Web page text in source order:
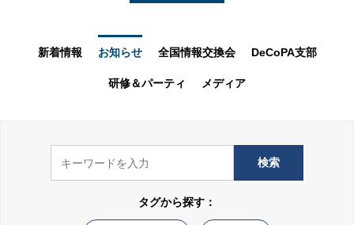
DCの普及で未来をツクル。
新着情報 お知らせ 全国情報交換会 DeCoPA支部
研修＆パーティ メディア
タグから探す：